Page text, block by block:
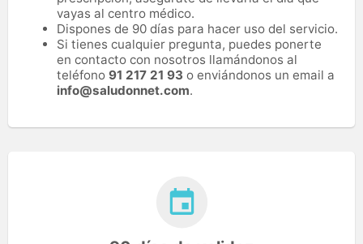
vayas al centro médico.
Dispones de 90 días para hacer uso del servicio.
Si tienes cualquier pregunta, puedes ponerte
en contacto con nosotros llamándonos al
teléfono 91 217 21 93 o enviándonos un email a
info@saludonnet.com.